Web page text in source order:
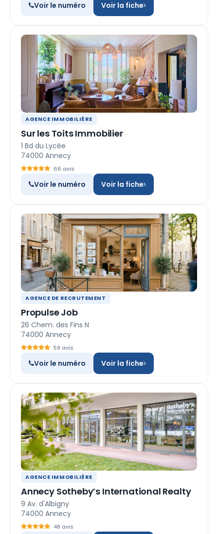
Voir le numéro Voir la fiche
AGENCE IMMOBILIÈRE
Sur les Toits Immobilier
1 Bd du Lycée
74000 Annecy
66 avis
Voir le numéro Voir la fiche
AGENCE DE RECRUTEMENT
Propulse Job
26 Chem. des Fins N
74000 Annecy
59 avis
Voir le numéro Voir la fiche
AGENCE IMMOBILIÈRE
Annecy Sotheby’s International Realty
9 Av. d'Albigny
74000 Annecy
48 avis